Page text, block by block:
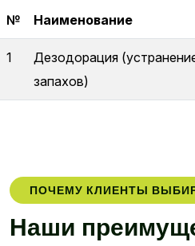
№ Наименование
1
Дезодорация
запахов)
ПОЧЕМУ КЛИЕНТЫ
Наши преимущ